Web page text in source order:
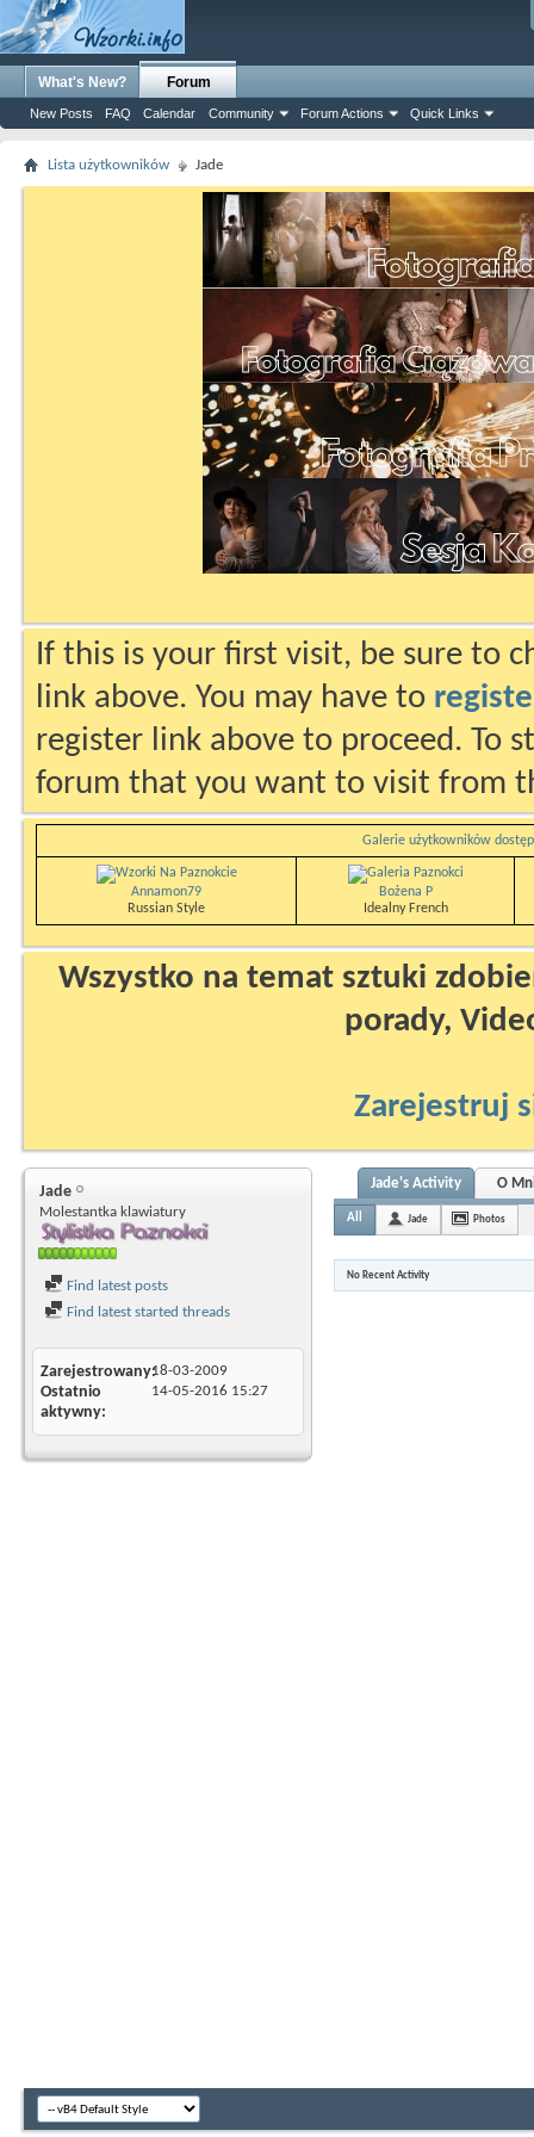
What's New? Forum
New Posts FAQ Calendar Community Forum Actions Quick Links
Lista użytkowników Jade
If this is your first visit, be sure to
link above. You may have to
register link above to proceed. To
forum that you want to visit from
Galerie użytkowników
Annamon79
Russian Style
Bożena P
Idealny French
Wszystko na temat sztuki
porady,
Zarejestruj
Jade
Molestantka klawiatury
Find latest posts
Find latest started threads
Zarejestrowany18-03-2009
Ostatnio
aktywny
14-05-2016 15:27
Jade's Activity O
All Jade Photos
No Recent Activity